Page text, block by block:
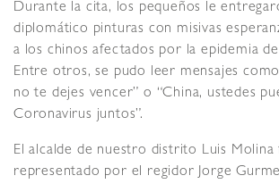
Durante la cita, los pequeños le
diplomático pinturas con misivas
a los chinos afectados por la epidemia
Entre otros, se pudo leer mensajes
no te dejes vencer” o “China, ustedes
Coronavirus juntos”.
El alcalde de nuestro distrito Luis Molina
representado por el regidor Jorge